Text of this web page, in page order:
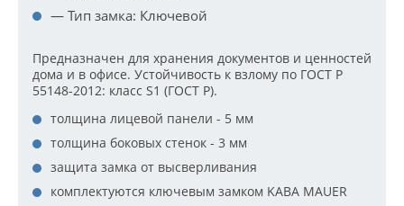
— Тип замка: Ключевой
Предназначен для хранения документов и ценностей
дома и в офисе. Устойчивость к взлому по ГОСТ Р
55148-2012: класс S1 (ГОСТ Р).
толщина лицевой панели - 5 мм
толщина боковых стенок - 3 мм
защита замка от высверливания
комплектуются ключевым замком KABA MAUER